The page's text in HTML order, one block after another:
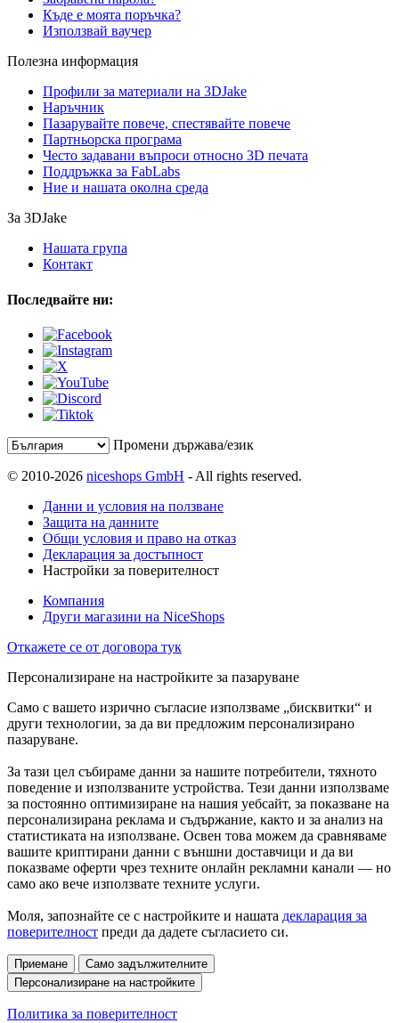
Къде е моята поръчка?
Използвай ваучер
Полезна информация
Профили за материали на 3DJake
Наръчник
Пазарувайте повече, спестявайте повече
Партньорска програма
Често задавани въпроси относно 3D печата
Поддръжка за FabLabs
Ние и нашата околна среда
За 3DJake
Нашата група
Контакт
Последвайте ни:
Промени държава/език
© 2010-2026 niceshops GmbH - All rights reserved.
Данни и условия на ползване
Защита на данните
Общи условия и право на отказ
Декларация за достъпност
Настройки за поверителност
Компания
Други магазини на NiceShops
Откажете се от договора тук
Персонализиране на настройките за пазаруване
Само с вашето изрично съгласие използваме „бисквитки“ и
други технологии, за да ви предложим персонализирано
пазаруване.
За тази цел събираме данни за нашите потребители, тяхното
поведение и използваните устройства. Тези данни използваме
за постоянно оптимизиране на нашия уебсайт, за показване на
персонализирана реклама и съдържание, както и за анализ на
статистиката на използване. Освен това можем да сравняваме
вашите криптирани данни с външни доставчици и да ви
показваме оферти чрез техните онлайн рекламни канали — но
само ако вече използвате техните услуги.
Моля, запознайте се с настройките и нашата декларация за
поверителност преди да дадете съгласието си.
Приемане
Само задължителните
Персонализиране на настройките
Политика за поверителност